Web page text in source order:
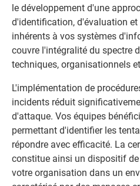
le développement d'une
d'identification, d'évaluation
inhérents à vos systèmes
couvre l'intégralité du spectre
techniques, organisationnels
L'implémentation de
incidents réduit
d'attaque. Vos équipes
permettant d'identifier les
répondre avec efficacité. La
constitue ainsi un dispositif
votre organisation dans un